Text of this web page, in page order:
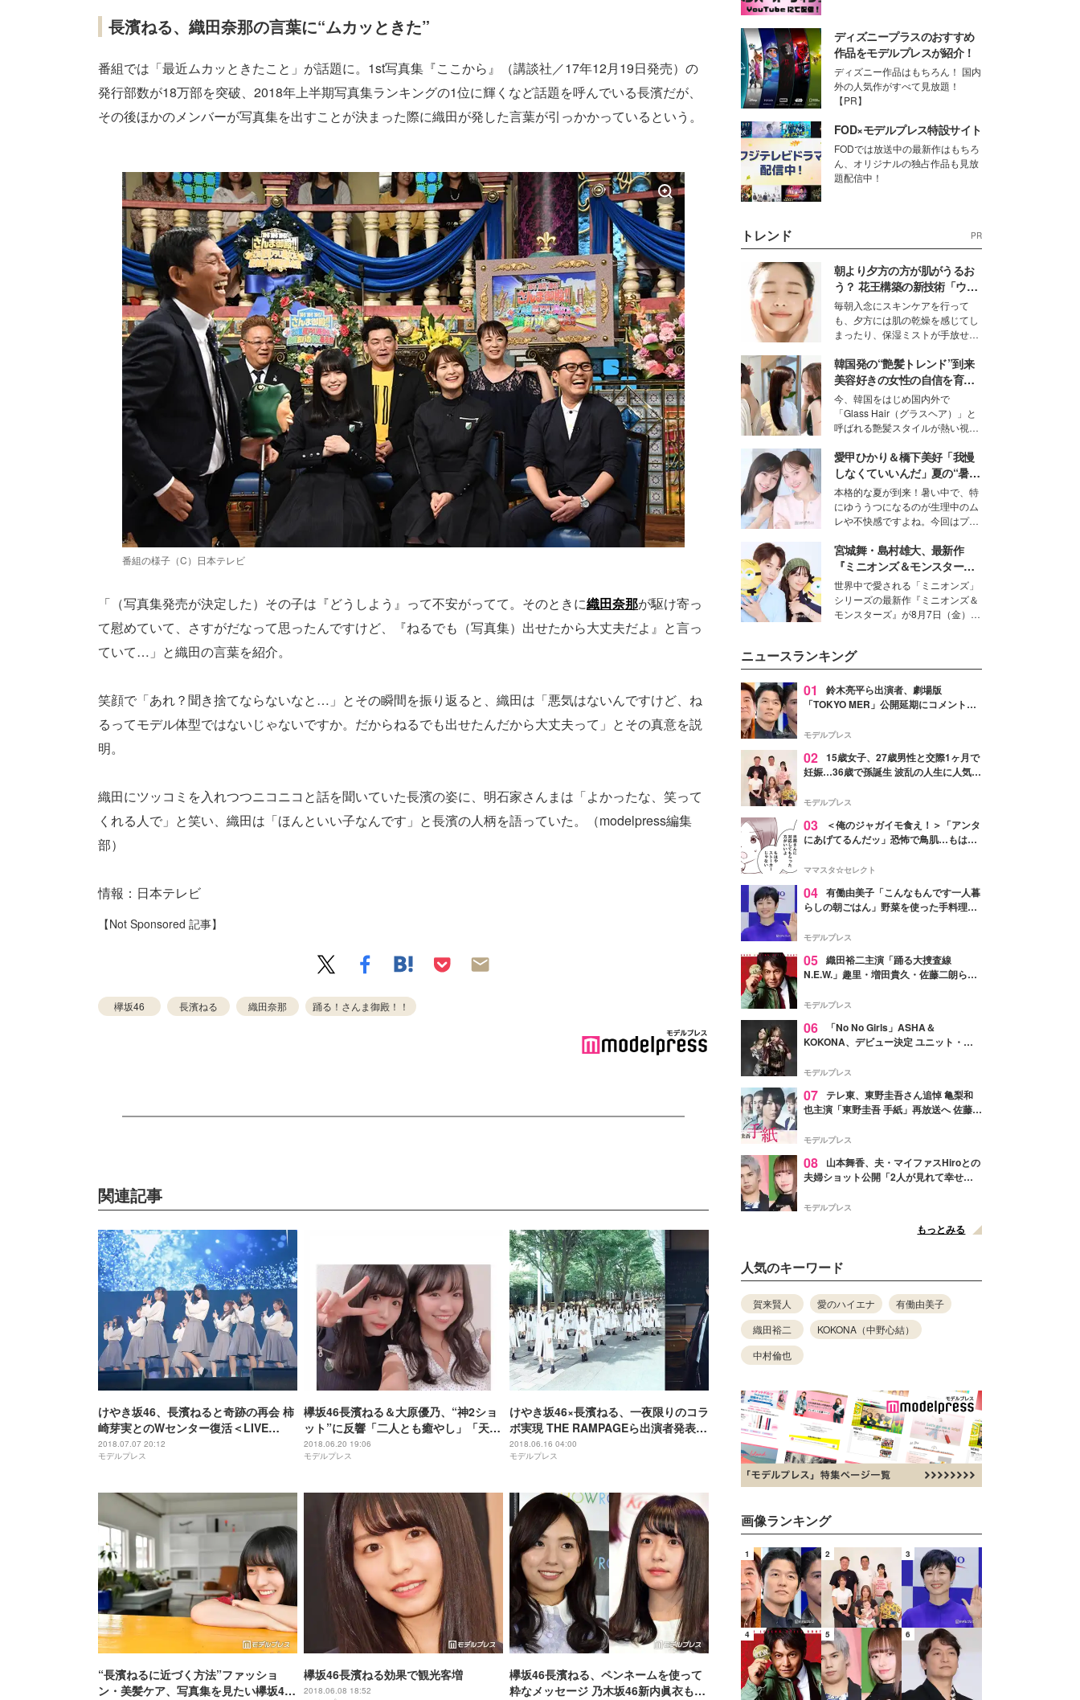
長濱ねる、織田奈那の言葉に“ムカッときた”
番組では「最近ムカッときたこと」が話題に。1st写真集『ここから』（講談社／17年12月19日発売）の
発行部数が18万部を突破、2018年上半期写真集ランキングの1位に輝くなど話題を呼んでいる長濱だが、
その後ほかのメンバーが写真集を出すことが決まった際に織田が発した言葉が引っかかっているという。
番組の様子（C）日本テレビ
「（写真集発売が決定した）その子は『どうしよう』って不安がってて。そのときに織田奈那が駆け寄っ
て慰めていて、さすがだなって思ったんですけど、『ねるでも（写真集）出せたから大丈夫だよ』と言っ
ていて…」と織田の言葉を紹介。
笑顔で「あれ？聞き捨てならないなと…」とその瞬間を振り返ると、織田は「悪気はないんですけど、ね
るってモデル体型ではないじゃないですか。だからねるでも出せたんだから大丈夫って」とその真意を説
明。
織田にツッコミを入れつつニコニコと話を聞いていた長濱の姿に、明石家さんまは「よかったな、笑って
くれる人で」と笑い、織田は「ほんといい子なんです」と長濱の人柄を語っていた。（modelpress編集
部）
情報：日本テレビ
【Not Sponsored 記事】
欅坂46 長濱ねる 織田奈那 踊る！さんま御殿！！
関連記事
けやき坂46、長濱ねると奇跡の再会 柿
崎芽実とのWセンター復活＜LIVE
MONSTER LIVE＞
2018.07.07 20:12
モデルプレス
欅坂46長濱ねる＆大原優乃、“神2ショ
ット”に反響「二人とも癒やし」「天使
や」庄司芽生・林田真尋も反応
2018.06.20 19:06
モデルプレス
けやき坂46×長濱ねる、一夜限りのコラ
ボ実現 THE RAMPAGEら出演者発表＜
LIVE MONSTER LIVE＞
2018.06.16 04:00
モデルプレス
“長濱ねるに近づく方法”ファッショ
ン・美髪ケア、写真集を見たい欅坂46
欅坂46長濱ねる効果で観光客増
2018.06.08 18:52
欅坂46長濱ねる、ペンネームを使って
粋なメッセージ 乃木坂46新内眞衣も驚
ディズニープラスのおすすめ
作品をモデルプレスが紹介！
ディズニー作品はもちろん！ 国内
外の人気作がすべて見放題！
【PR】
FOD×モデルプレス特設サイト
FODでは放送中の最新作はもちろ
ん、オリジナルの独占作品も見放
題配信中！
トレンド PR
朝より夕方の方が肌がうるお
う？ 花王構築の新技術「ウォ
ーターキャプチャリングスキ
ン（捕水肌）」がスキンケア
の常識を変える予感
毎朝入念にスキンケアを行って
も、夕方には肌の乾燥を感じてし
まったり、保湿ミストが手放せな
な美容の常識を大きく変える可能
性を秘めた、革新的な「Water
Capturing Skin（ウォーターキャ
プチャリングスキン：捕水肌）」
技術を、花王が構築した。
韓国発の“艶髪トレンド”到来
美容好きの女性の自信を育む
「ヘアケア事情」って？
今、韓国をはじめ国内外で
「Glass Hair（グラスヘア）」と
呼ばれる艶髪スタイルが熱い視線
ションの完成度を高めるベースと
して、“髪そのものの美しさ”に改
めて注目する人が増えている様
子。今回は、そんな憧れの艶やか
な髪を日常で叶える、美容好きの
女性たちのヘアケア事情を紹介し
ます。
愛甲ひかり＆橋下美好「我慢
しなくていいんだ」夏の“暑さ
対策”の新しい選択肢とは？
本格的な夏が到来！暑い中で、特
にゆううつになるのが生理中のム
レや不快感ですよね。今回はプラ
モデル・愛甲ひかりさんと橋下美
好さんを迎えて本音で女子会トー
ク。猛暑のお出かけを快適に過ご
すヒントや、2人が感動した夏の
生理の新常識にも迫りました。
宮城舞・島村雄大、最新作
『ミニオンズ＆モンスター
ズ』の魅力熱弁 ハチャメチャ
だけじゃない“友情と絆”に感
動
世界中で愛される「ミニオンズ」
シリーズの最新作『ミニオンズ＆
モンスターズ』が8月7日（金）に
デルの宮城舞と島村雄大の特別対
談をお届け！それぞれの視点か
ら、今作ならではの魅力や予想外
の感動をもたらす奥深いストーリ
た。
ニュースランキング
01
鈴木亮平ら出演者、劇場版
「TOKYO MER」公開延期にコメント
最大の敬意とエールを」
モデルプレス
02 15歳女子、27歳男性と交際1ヶ月で
妊娠…36歳で孫誕生 波乱の人生に人気タ
よ！」
モデルプレス
03
＜俺のジャガイモ食え！＞「アンタ
にあげてるんだッ」恐怖で鳥肌…もはや
ママスタ☆セレクト
04 有働由美子「こんなもんです一人暮
らしの朝ごはん」野菜を使った手料理公
そう」と反響
モデルプレス
05 織田裕二主演「踊る大捜査線
N.E.W.」趣里・増田貴久・佐藤二朗ら新
徴する“謎のキーワード”も
モデルプレス
06
「No No Girls」ASHA＆
KOKONA、デビュー決定 ユニット・
リリースへ
モデルプレス
07 テレ東、東野圭吾さん追悼 亀梨和
也主演「東野圭吾 手紙」再放送へ 佐藤隆
モデルプレス
08
山本舞香、夫・マイファスHiroとの
夫婦ショット公開「2人が見れて幸せ」
モデルプレス
もっとみる
人気のキーワード
賀来賢人 愛のハイエナ
有働由美子
織田裕二
KOKONA（中野心結）
中村倫也
画像ランキング
1 2 3
4 5 6